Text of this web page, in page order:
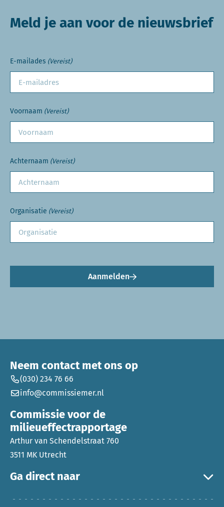
Meld je aan voor de nieuwsbrief
E-mailades (Vereist)
Voornaam (Vereist)
Achternaam (Vereist)
Organisatie (Vereist)
Aanmelden
Ga direct naar
Neem contact met ons op
(030) 234 76 66
info@commissiemer.nl
Commissie voor de
milieueffectrapportage
Arthur van Schendelstraat 760
3511 MK Utrecht